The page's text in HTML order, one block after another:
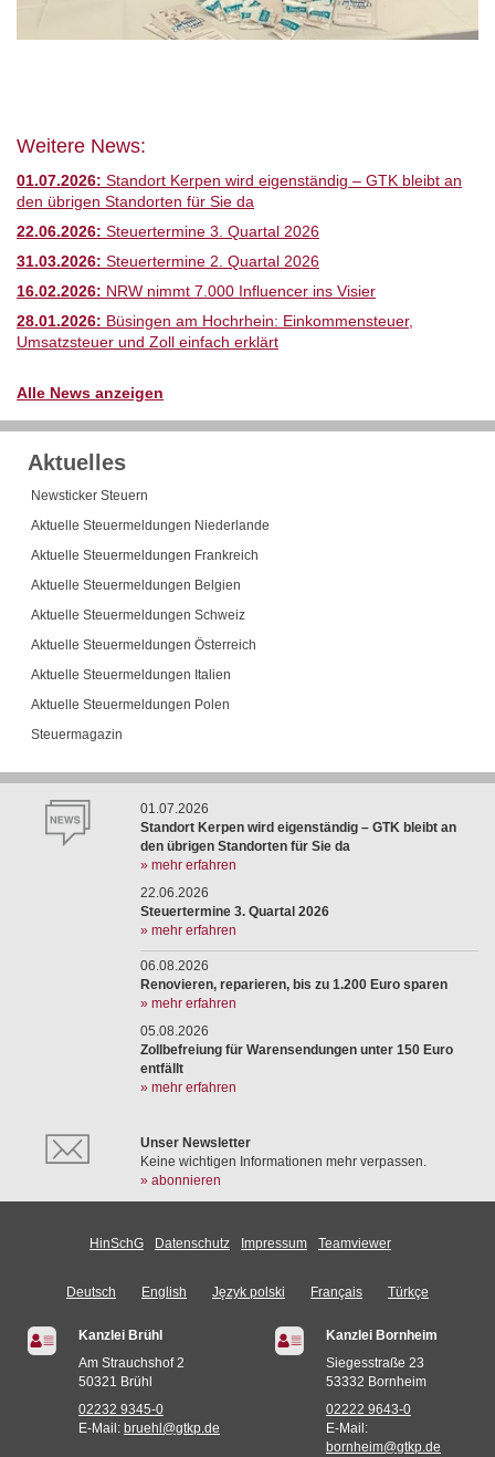
Weitere News:
01.07.2026: Standort Kerpen wird eigenständig – GTK bleibt an
den übrigen Standorten für Sie da
22.06.2026: Steuertermine 3. Quartal 2026
31.03.2026: Steuertermine 2. Quartal 2026
16.02.2026: NRW nimmt 7.000 Influencer ins Visier
28.01.2026: Büsingen am Hochrhein: Einkommensteuer,
Umsatzsteuer und Zoll einfach erklärt
Alle News anzeigen
Aktuelles
Newsticker Steuern
Aktuelle Steuermeldungen Niederlande
Aktuelle Steuermeldungen Frankreich
Aktuelle Steuermeldungen Belgien
Aktuelle Steuermeldungen Schweiz
Aktuelle Steuermeldungen Österreich
Aktuelle Steuermeldungen Italien
Aktuelle Steuermeldungen Polen
Steuermagazin
01.07.2026
Standort Kerpen wird eigenständig – GTK bleibt an
den übrigen Standorten für Sie da
» mehr erfahren
22.06.2026
Steuertermine 3. Quartal 2026
» mehr erfahren
06.08.2026
Renovieren, reparieren, bis zu 1.200 Euro sparen
» mehr erfahren
05.08.2026
Zollbefreiung für Warensendungen unter 150 Euro
entfällt
» mehr erfahren
Unser Newsletter
Keine wichtigen Informationen mehr verpassen.
» abonnieren
HinSchG Datenschutz Impressum Teamviewer
Deutsch English Język polski Français Türkçe
Kanzlei Brühl
Am Strauchshof 2
50321 Brühl
02232 9345-0
E-Mail: bruehl@gtkp.de
Kanzlei Bornheim
Siegesstraße 23
53332 Bornheim
02222 9643-0
E-Mail:
bornheim@gtkp.de